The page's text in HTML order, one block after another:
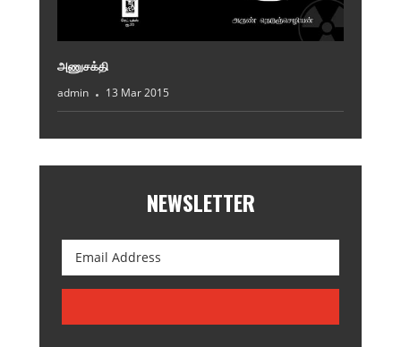
அணுசக்தி
admin 13 Mar 2015
NEWSLETTER